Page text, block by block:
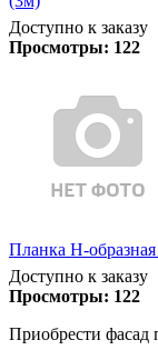
Доступно к заказу
Просмотры: 122
Планка Н-
Доступно к заказу
Просмотры: 122
Приобрести фасад